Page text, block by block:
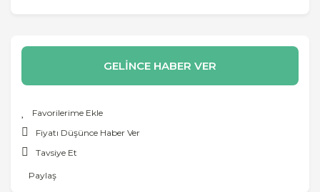
GELİNCE HABER VER
Fiyatı Düşünce Haber Ver
Tavsiye Et
Paylaş